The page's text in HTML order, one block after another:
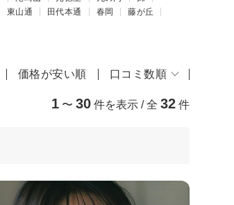
東山通 田代本通 春岡
藤が丘
価格が安い順 口コミ数順
1 〜 30 件を表示 / 全 32 件